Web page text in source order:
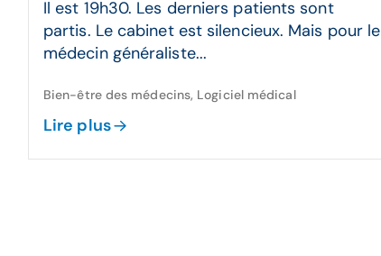
Il est 19h30. Les derniers patients sont
partis. Le cabinet est silencieux. Mais pour le
médecin généraliste...
Bien-être des médecins, Logiciel médical
Lire plus